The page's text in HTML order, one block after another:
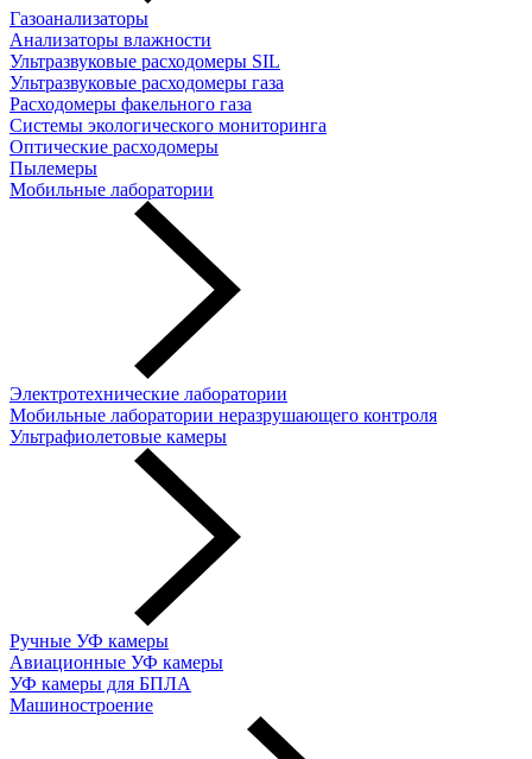
Газоанализаторы
Анализаторы влажности
Ультразвуковые расходомеры SIL
Ультразвуковые расходомеры газа
Расходомеры факельного газа
Системы экологического мониторинга
Оптические расходомеры
Пылемеры
Мобильные лаборатории
Электротехнические лаборатории
Мобильные лаборатории неразрушающего контроля
Ультрафиолетовые камеры
Ручные УФ камеры
Авиационные УФ камеры
УФ камеры для БПЛА
Машиностроение